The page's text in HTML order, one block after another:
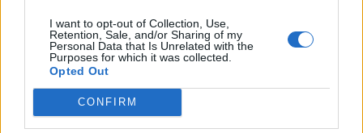
I want to opt-out of Collection, Use,
Retention, Sale, and/or Sharing of my
Personal Data that Is Unrelated with the
Purposes for which it was collected.
Opted Out
CONFIRM
Antworten: 6
Edelsteine richtig einsetzen
Kimboza
Antworten:
GUIDE Zirkelmagier?
Kulshedra
Antworten: 1